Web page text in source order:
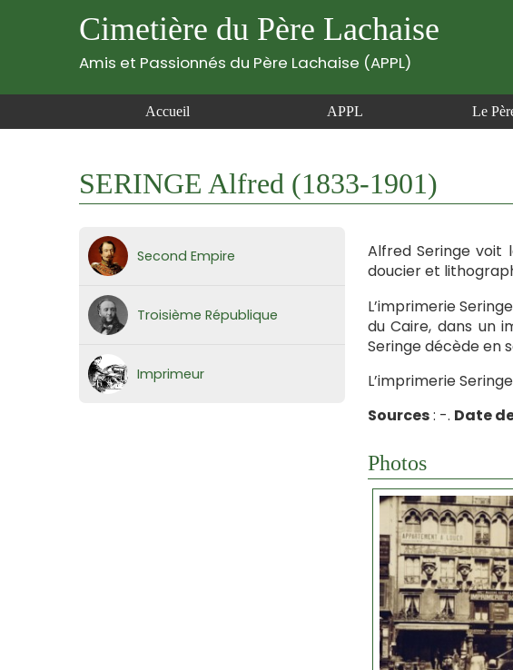
Cimetière du Père Lachaise
Amis et Passionnés du Père Lachaise (APPL)
Accueil APPL Le
SERINGE Alfred (1833-1901)
Second Empire
Troisième République
Imprimeur
Alfred Seringe voit
doucier et
L’imprimerie
du Caire, dans un
Seringe décède en
L’imprimerie
Sources: -. Date
Photos